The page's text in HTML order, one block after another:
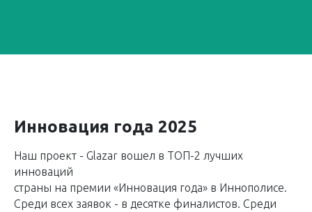
Инновация года 2025
Наш проект - Glazar вошел в ТОП-2 лучших
инноваций
страны на премии «Инновация года» в Иннополисе.
Среди всех заявок - в десятке финалистов. Среди